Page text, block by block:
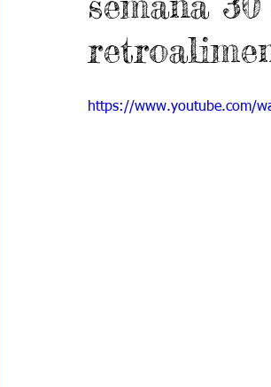
Grado 7 -2 Grado 8 Grado 9
PSICOLOGÍA INSTITUCIONAL
https://www.youtube.com/